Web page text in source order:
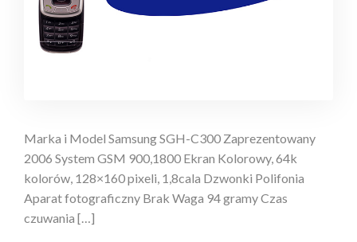
Marka i Model Samsung SGH-C300 Zaprezentowany
2006 System GSM 900,1800 Ekran Kolorowy, 64k
kolorów, 128×160 pixeli, 1,8cala Dzwonki Polifonia
Aparat fotograficzny Brak Waga 94 gramy Czas
czuwania […]